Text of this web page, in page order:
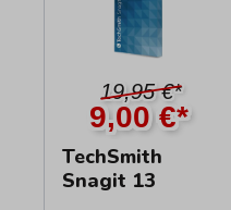
TechSmith
Snagit 13
9,00 €*
19,95 €*